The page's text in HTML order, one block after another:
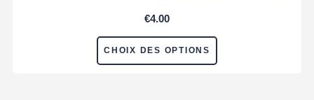
€4.00
CHOIX DES OPTIONS